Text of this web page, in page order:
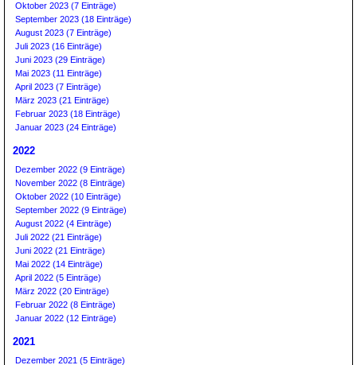
Oktober 2023 (7 Einträge)
September 2023 (18 Einträge)
August 2023 (7 Einträge)
Juli 2023 (16 Einträge)
Juni 2023 (29 Einträge)
Mai 2023 (11 Einträge)
April 2023 (7 Einträge)
März 2023 (21 Einträge)
Februar 2023 (18 Einträge)
Januar 2023 (24 Einträge)
2022
Dezember 2022 (9 Einträge)
November 2022 (8 Einträge)
Oktober 2022 (10 Einträge)
September 2022 (9 Einträge)
August 2022 (4 Einträge)
Juli 2022 (21 Einträge)
Juni 2022 (21 Einträge)
Mai 2022 (14 Einträge)
April 2022 (5 Einträge)
März 2022 (20 Einträge)
Februar 2022 (8 Einträge)
Januar 2022 (12 Einträge)
2021
Dezember 2021 (5 Einträge)